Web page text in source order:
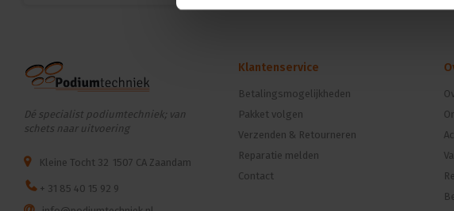
Dé specialist podiumtechniek; van
schets naar uitvoering
Kleine Tocht 32 1507 CA Zaandam
+ 31 85 40 15 92 9
Klantenservice
Betalingsmogelijkheden
Pakket volgen
Verzenden & Retourneren
Reparatie melden
Contact